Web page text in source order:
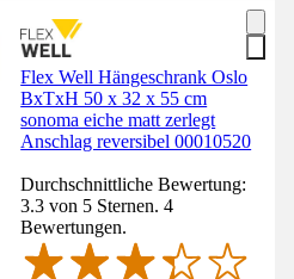
Flex Well Hängeschrank Oslo
BxTxH 50 x 32 x 55 cm
sonoma eiche matt zerlegt
Anschlag reversibel 00010520
Durchschnittliche Bewertung:
3.3 von 5 Sternen. 4
Bewertungen.